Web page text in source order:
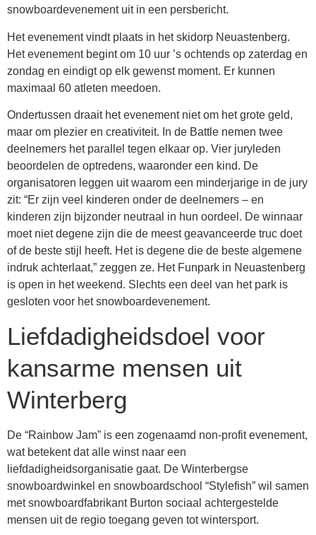
snowboardevenement uit in een persbericht.
Het evenement vindt plaats in het skidorp Neuastenberg.
Het evenement begint om 10 uur ’s ochtends op zaterdag en
zondag en eindigt op elk gewenst moment. Er kunnen
maximaal 60 atleten meedoen.
Ondertussen draait het evenement niet om het grote geld,
maar om plezier en creativiteit. In de Battle nemen twee
deelnemers het parallel tegen elkaar op. Vier juryleden
beoordelen de optredens, waaronder een kind. De
organisatoren leggen uit waarom een minderjarige in de jury
zit: “Er zijn veel kinderen onder de deelnemers – en
kinderen zijn bijzonder neutraal in hun oordeel. De winnaar
moet niet degene zijn die de meest geavanceerde truc doet
of de beste stijl heeft. Het is degene die de beste algemene
indruk achterlaat,” zeggen ze. Het Funpark in Neuastenberg
is open in het weekend. Slechts een deel van het park is
gesloten voor het snowboardevenement.
Liefdadigheidsdoel voor
kansarme mensen uit
Winterberg
De “Rainbow Jam” is een zogenaamd non-profit evenement,
wat betekent dat alle winst naar een
liefdadigheidsorganisatie gaat. De Winterbergse
snowboardwinkel en snowboardschool “Stylefish” wil samen
met snowboardfabrikant Burton sociaal achtergestelde
mensen uit de regio toegang geven tot wintersport.